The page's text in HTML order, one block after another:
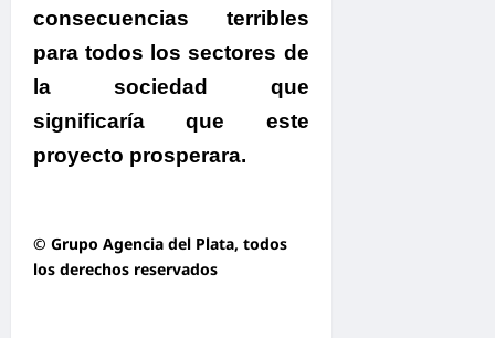
consecuencias terribles
para todos los sectores de
la sociedad que
significaría que este
proyecto prosperara.
© Grupo Agencia del Plata, todos
los derechos reservados